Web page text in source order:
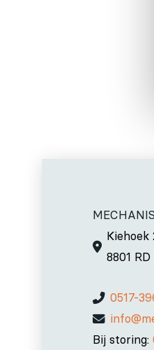
Kiehoek
8801
0517-
Bij storing: